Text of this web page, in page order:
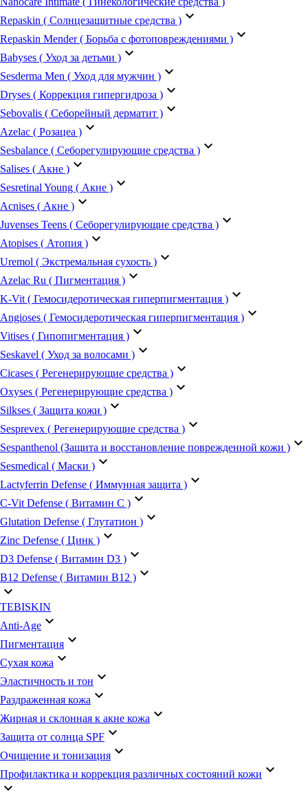
Repaskin ( Солнцезащитные средства ) keyboard_arrow_down
Repaskin Mender ( Борьба с фотоповреждениями ) keyboard_arrow_down
Babyses ( Уход за детьми ) keyboard_arrow_down
Sesderma Men ( Уход для мужчин ) keyboard_arrow_down
Dryses ( Коррекция гипергидроза ) keyboard_arrow_down
Sebovalis ( Себорейный дерматит ) keyboard_arrow_down
Azelac ( Розацеа ) keyboard_arrow_down
Sesbalance ( Себорегулирующие средства ) keyboard_arrow_down
Salises ( Акне ) keyboard_arrow_down
Sesretinal Young ( Акне ) keyboard_arrow_down
Acnises ( Акне ) keyboard_arrow_down
Juvenses Teens ( Себорегулирующие средства ) keyboard_arrow_down
Atopises ( Атопия ) keyboard_arrow_down
Uremol ( Экстремальная сухость ) keyboard_arrow_down
Azelac Ru ( Пигментация ) keyboard_arrow_down
K-Vit ( Гемосидеротическая гиперпигментация ) keyboard_arrow_down
Angioses ( Гемосидеротическая гиперпигментация ) keyboard_arrow_down
Vitises ( Гипопигментация ) keyboard_arrow_down
Seskavel ( Уход за волосами ) keyboard_arrow_down
Cicases ( Регенерирующие средства ) keyboard_arrow_down
Oxyses ( Регенерирующие средства ) keyboard_arrow_down
Silkses ( Защита кожи ) keyboard_arrow_down
Sesprevex ( Регенерирующие средства ) keyboard_arrow_down
Sespanthenol (Защита и восстановление поврежденной кожи ) keyboard_arrow_down
Sesmedical ( Маски ) keyboard_arrow_down
Lactyferrin Defense ( Иммунная защита ) keyboard_arrow_down
C-Vit Defense ( Витамин С ) keyboard_arrow_down
Glutation Defense ( Глутатион ) keyboard_arrow_down
Zinc Defense ( Цинк ) keyboard_arrow_down
D3 Defense ( Витамин D3 ) keyboard_arrow_down
B12 Defense ( Витамин B12 ) keyboard_arrow_down
keyboard_arrow_down
TEBISKIN
Anti-Age keyboard_arrow_down
Пигментация keyboard_arrow_down
Сухая кожа keyboard_arrow_down
Эластичность и тон keyboard_arrow_down
Раздраженная кожа keyboard_arrow_down
Жирная и склонная к акне кожа keyboard_arrow_down
Защита от солнца SPF keyboard_arrow_down
Очищение и тонизация keyboard_arrow_down
Профилактика и коррекция различных состояний кожи keyboard_arrow_down
keyboard_arrow_down